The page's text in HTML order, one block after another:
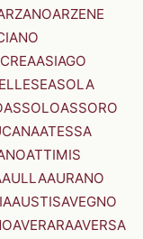
ARZENE
ASIAGO
ASOLA
ASSOLOASSORO
ATESSA
ATTIMIS
AULLAAURANO
AUSTISAVEGNO
AVERARAAVERSA